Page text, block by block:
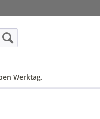
Werktag.